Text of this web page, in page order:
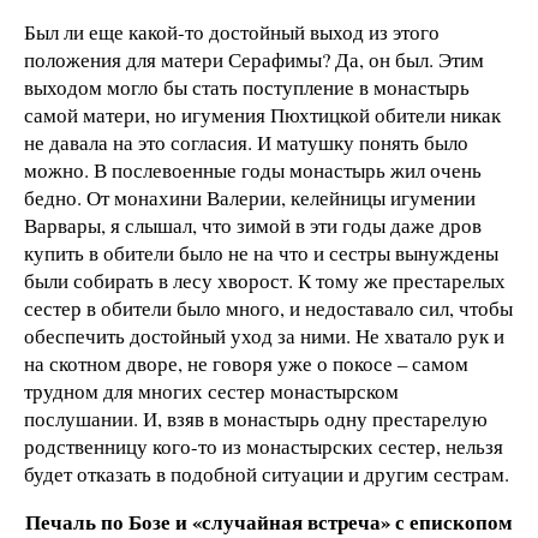
Был ли еще какой-то достойный выход из этого
положения для матери Серафимы? Да, он был. Этим
выходом могло бы стать поступление в монастырь
самой матери, но игумения Пюхтицкой обители никак
не давала на это согласия. И матушку понять было
можно. В послевоенные годы монастырь жил очень
бедно. От монахини Валерии, келейницы игумении
Варвары, я слышал, что зимой в эти годы даже дров
купить в обители было не на что и сестры вынуждены
были собирать в лесу хворост. К тому же престарелых
сестер в обители было много, и недоставало сил, чтобы
обеспечить достойный уход за ними. Не хватало рук и
на скотном дворе, не говоря уже о покосе – самом
трудном для многих сестер монастырском
послушании. И, взяв в монастырь одну престарелую
родственницу кого-то из монастырских сестер, нельзя
будет отказать в подобной ситуации и другим сестрам.
Печаль по Бозе и «случайная встреча» с епископом